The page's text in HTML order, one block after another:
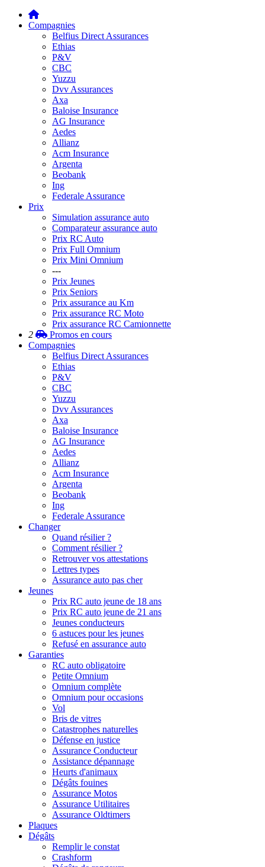
Compagnies
Belfius Direct Assurances
Ethias
P&V
CBC
Yuzzu
Dvv Assurances
Axa
Baloise Insurance
AG Insurance
Aedes
Allianz
Acm Insurance
Argenta
Beobank
Ing
Federale Assurance
Prix
Simulation assurance auto
Comparateur assurance auto
Prix RC Auto
Prix Full Omnium
Prix Mini Omnium
---
Prix Jeunes
Prix Seniors
Prix assurance au Km
Prix assurance RC Moto
Prix assurance RC Camionnette
2
Promos en cours
Compagnies
Belfius Direct Assurances
Ethias
P&V
CBC
Yuzzu
Dvv Assurances
Axa
Baloise Insurance
AG Insurance
Aedes
Allianz
Acm Insurance
Argenta
Beobank
Ing
Federale Assurance
Changer
Quand résilier ?
Comment résilier ?
Retrouver vos attestations
Lettres types
Assurance auto pas cher
Jeunes
Prix RC auto jeune de 18 ans
Prix RC auto jeune de 21 ans
Jeunes conducteurs
6 astuces pour les jeunes
Refusé en assurance auto
Garanties
RC auto obligatoire
Petite Omnium
Omnium complète
Omnium pour occasions
Vol
Bris de vitres
Catastrophes naturelles
Défense en justice
Assurance Conducteur
Assistance dépannage
Heurts d'animaux
Dégâts fouines
Assurance Motos
Assurance Utilitaires
Assurance Oldtimers
Plaques
Dégâts
Remplir le constat
Crashform